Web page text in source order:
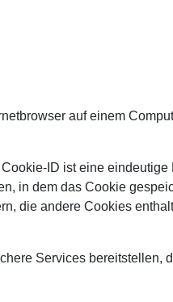
auf einem
ID ist eine
in dem das Cookie
die andere Cookies
Services bereitstellen,